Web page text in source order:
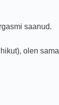
saanud.
olen sama